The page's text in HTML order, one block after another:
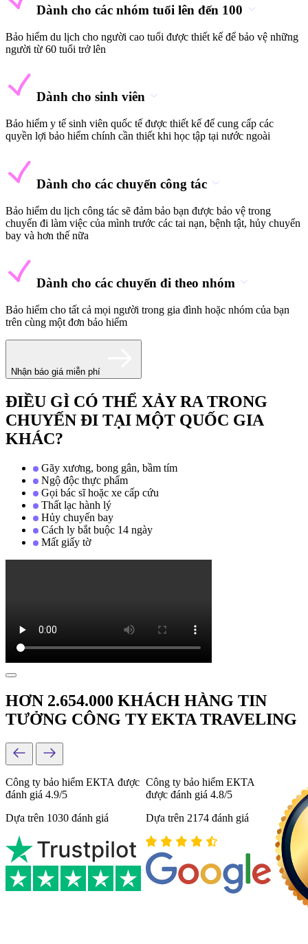
Dành cho các nhóm tuổi lên đến 100
Bảo hiểm du lịch cho người cao tuổi được thiết kế để bảo vệ những
người từ 60 tuổi trở lên
Dành cho sinh viên
Bảo hiểm y tế sinh viên quốc tế được thiết kế để cung cấp các
quyền lợi bảo hiểm chính cần thiết khi học tập tại nước ngoài
Dành cho các chuyến công tác
Bảo hiểm du lịch công tác sẽ đảm bảo bạn được bảo vệ trong
chuyến đi làm việc của mình trước các tai nạn, bệnh tật, hủy chuyến
bay và hơn thế nữa
Dành cho các chuyến đi theo nhóm
Bảo hiểm cho tất cả mọi người trong gia đình hoặc nhóm của bạn
trên cùng một đơn bảo hiểm
Nhận báo giá miễn phí
ĐIỀU GÌ CÓ THỂ XẢY RA TRONG
CHUYẾN ĐI TẠI MỘT QUỐC GIA
KHÁC?
Gãy xương, bong gân, bầm tím
Ngộ độc thực phẩm
Gọi bác sĩ hoặc xe cấp cứu
Thất lạc hành lý
Hủy chuyến bay
Cách ly bắt buộc 14 ngày
Mất giấy tờ
HƠN 2.654.000 KHÁCH HÀNG TIN
TƯỞNG CÔNG TY EKTA TRAVELING
Công ty bảo hiểm ЕКТА được
đánh giá 4.9/5
Dựa trên 1030 đánh giá
Công ty bảo hiểm ЕКТА
được đánh giá 4.8/5
Dựa trên 2174 đánh giá